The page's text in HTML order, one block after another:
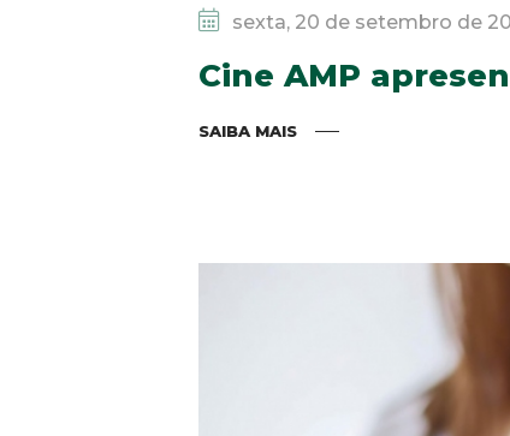
sexta, 20 de setembro de
Cine AMP
SAIBA MAIS